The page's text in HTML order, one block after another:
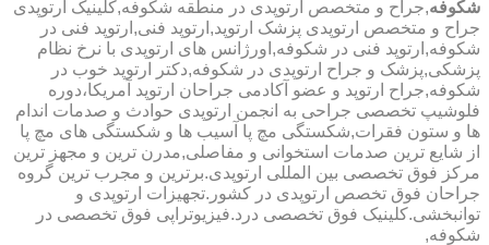
شکوفه,جراح و متخصص ارتوپدی در منطقه شکوفه,کلینیک ارتوپدی
جراح و متخصص ارتوپدی پزشک ارتوپد,ارتوپد فنی,ارتوپد فنی در
شکوفه,ارتوپد فنی در شکوفه,اورژانس های ارتوپدی با نرخ نظام
پزشکی,پزشک و جراح ارتوپدی در شکوفه,دکتر ارتوپد خوب در
شکوفه,جراح ارتوپد و عضو آکادمی جراحان ارتوپد آمریکا،دوره
فلوشیپ تخصصی جراحی به انجمن ارتوپدی حوادث و صدمات اندام
ها و ستون فقرات,شکستگی مچ پا آسیب ها و شکستگی های مچ پا
از شایع ترین صدمات استخوانی و مفاصلی,مدرن ترین و مجهز ترین
مرکز فوق تخصصی بین المللی ارتوپدی.برترین ‏و ‏مجرب ‏ترین ‏گروه
‏جراحان ‏فوق ‏تخصص ‏ارتوپدی ‏در ‏کشور.تجهیزات ارتوپدی و
توانبخشی.کلینیک فوق تخصصی درد.فیزیوتراپی فوق تخصصی در
شکوفه,